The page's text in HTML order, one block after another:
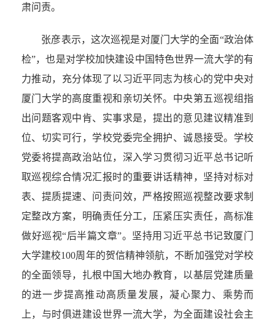
肃问责。
张彦表示，这次巡视是对厦门大学的全面“政治体
检”，也是对学校加快建设中国特色世界一流大学的有
力推动，充分体现了以习近平同志为核心的党中央对
厦门大学的高度重视和亲切关怀。中央第五巡视组指
出问题客观中肯、实事求是，提出的意见建议精准到
位、切实可行，学校党委完全拥护、诚恳接受。学校
党委将提高政治站位，深入学习贯彻习近平总书记听
取巡视综合情况汇报时的重要讲话精神，坚持对标对
表、提质提速、问责问效，严格按照巡视整改要求制
定整改方案，明确责任分工，压紧压实责任，高标准
做好巡视“后半篇文章”。坚持用习近平总书记致厦门
大学建校100周年的贺信精神领航，不断加强党对学校
的全面领导，扎根中国大地办教育，以基层党建质量
的进一步提高推动高质量发展，凝心聚力、乘势而
上，与时俱进建设世界一流大学，为全面建设社会主